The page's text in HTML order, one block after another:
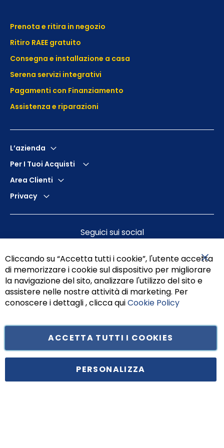
Prenota e ritira in negozio
Ritiro RAEE gratuito
Consegna e installazione a casa
Serena servizi integrativi
Pagamenti con Finanziamento
Assistenza e riparazioni
L’azienda
Per I Tuoi Acquisti
Area Clienti
Privacy
Seguici sui social
Principe di Piemonte 199, cap. 80026 Casoria (NA) - C.F. 05834470634 -
Cliccando su “Accetta tutti i cookie”, l'utente accetta
di memorizzare i cookie sul dispositivo per migliorare
la navigazione del sito, analizzare l'utilizzo del sito e
assistere nelle nostre attività di marketing. Per
conoscere i dettagli , clicca quiCookie Policy
ACCETTA TUTTI I COOKIES
PERSONALIZZA